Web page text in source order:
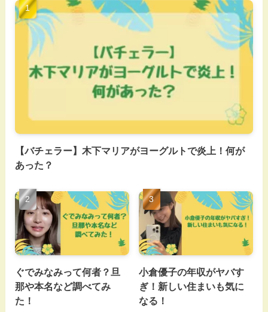
【バチェラー】木下マリアがヨーグルトで炎上！何が
あった？
ぐでみなみって何者？旦
那や本名など調べてみ
た！
小倉優子の年収がヤバす
ぎ！新しい住まいも気に
なる！